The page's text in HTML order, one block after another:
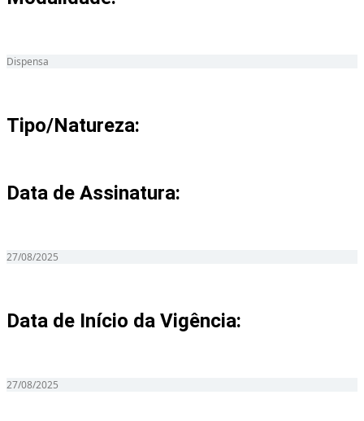
Dispensa
Tipo/Natureza:
Data de Assinatura:
27/08/2025
Data de Início da Vigência:
27/08/2025